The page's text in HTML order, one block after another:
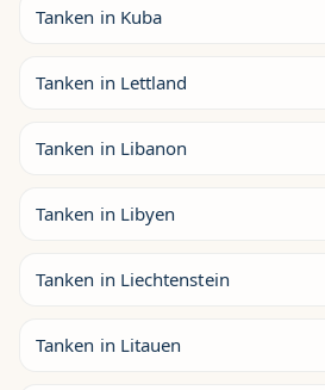
Tanken in Kuba
Tanken in Lettland
Tanken in Libanon
Tanken in Libyen
Tanken in Liechtenstein
Tanken in Litauen